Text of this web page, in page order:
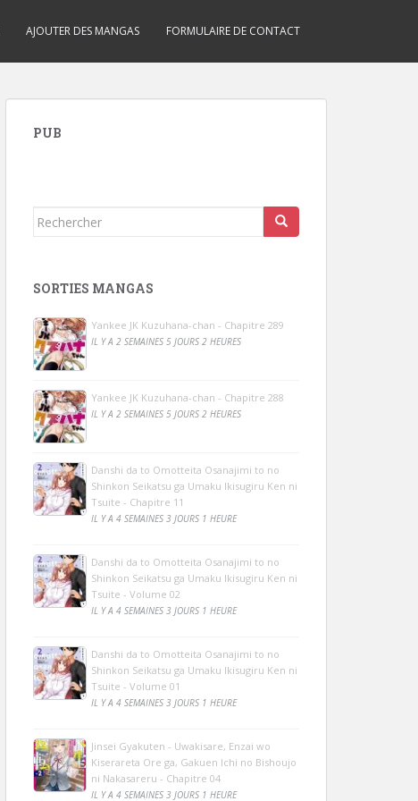
AJOUTER DES MANGAS FORMULAIRE DE CONTACT
PUB
Rechercher...
SORTIES MANGAS
Yankee JK Kuzuhana-chan - Chapitre 289
IL Y A 2 SEMAINES 5 JOURS 2 HEURES
Yankee JK Kuzuhana-chan - Chapitre 288
IL Y A 2 SEMAINES 5 JOURS 2 HEURES
Danshi da to Omotteita Osanajimi to no
Shinkon Seikatsu ga Umaku Ikisugiru Ken ni
Tsuite - Chapitre 11
IL Y A 4 SEMAINES 3 JOURS 1 HEURE
Danshi da to Omotteita Osanajimi to no
Shinkon Seikatsu ga Umaku Ikisugiru Ken ni
Tsuite - Volume 02
IL Y A 4 SEMAINES 3 JOURS 1 HEURE
Danshi da to Omotteita Osanajimi to no
Shinkon Seikatsu ga Umaku Ikisugiru Ken ni
Tsuite - Volume 01
IL Y A 4 SEMAINES 3 JOURS 1 HEURE
Jinsei Gyakuten - Uwakisare, Enzai wo
Kiserareta Ore ga, Gakuen Ichi no Bishoujo
ni Nakasareru - Chapitre 04
IL Y A 4 SEMAINES 3 JOURS 1 HEURE